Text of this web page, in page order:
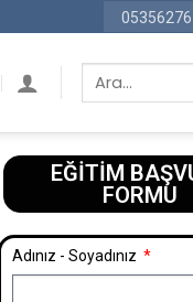
EĞİTİM
FORMU​
Adınız - Soyadınız